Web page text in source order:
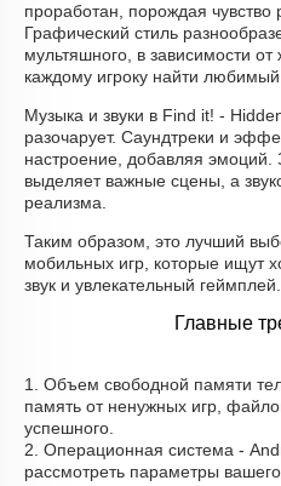
проработан, порождая чувство
Графический стиль
мультяшного, в зависимости
каждому игроку найти любимый
Музыка и звуки в Find it! -
разочарует. Саундтреки и
настроение, добавляя
выделяет важные сцены, а
реализма.
Таким образом, это лучший
мобильных игр, которые ищут
звук и увлекательный геймплей.
Главные
1. Объем свободной памяти
память от ненужных игр,
успешного.
2. Операционная система -
рассмотреть параметры вашего